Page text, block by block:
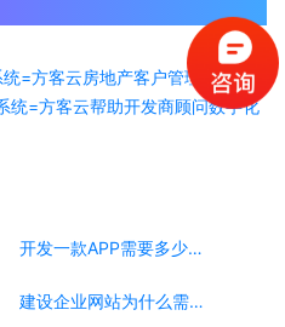
=方客云房地产客户管理系统
统=方客云帮助开发商顾问数字化
开发一款APP需要多少钱？
建设企业网站为什么需要移动端？